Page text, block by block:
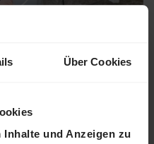
Über Cookies
und Anzeigen zu
Reichhold